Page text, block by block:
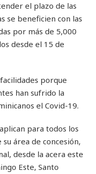
el plazo de las
se beneficien con las
por más de 5,000
desde el 15 de
porque
han sufrido la
el Covid-19.
para todos los
área de concesión,
desde la acera este
Este, Santo